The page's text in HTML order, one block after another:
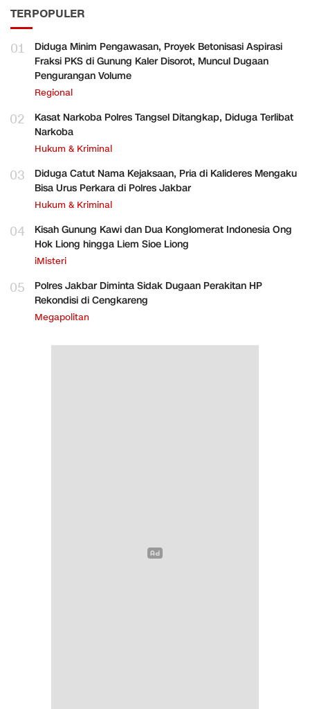
TERPOPULER
01
Diduga Minim Pengawasan, Proyek Betonisasi Aspirasi
Fraksi PKS di Gunung Kaler Disorot, Muncul Dugaan
Pengurangan Volume
Regional
02
Kasat Narkoba Polres Tangsel Ditangkap, Diduga Terlibat
Narkoba
Hukum & Kriminal
03
Diduga Catut Nama Kejaksaan, Pria di Kalideres Mengaku
Bisa Urus Perkara di Polres Jakbar
Hukum & Kriminal
04
Kisah Gunung Kawi dan Dua Konglomerat Indonesia Ong
Hok Liong hingga Liem Sioe Liong
iMisteri
05
Polres Jakbar Diminta Sidak Dugaan Perakitan HP
Rekondisi di Cengkareng
Megapolitan